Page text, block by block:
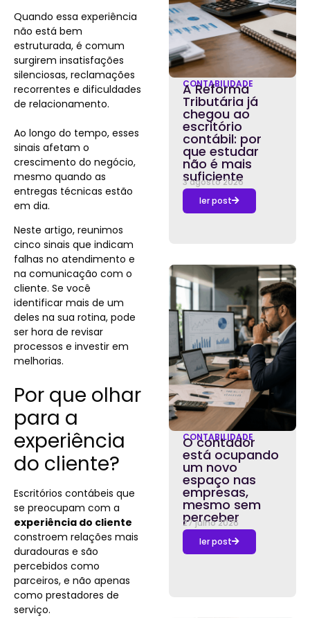
Quando essa experiência
não está bem
estruturada, é comum
surgirem insatisfações
silenciosas, reclamações
recorrentes e dificuldades
de relacionamento.
Ao longo do tempo, esses
sinais afetam o
crescimento do negócio,
mesmo quando as
entregas técnicas estão
em dia.
Neste artigo, reunimos
cinco sinais que indicam
falhas no atendimento e
na comunicação com o
cliente. Se você
identificar mais de um
deles na sua rotina, pode
ser hora de revisar
processos e investir em
melhorias.
Por que olhar
para a
experiência
do cliente?
Escritórios contábeis que
se preocupam com a
experiência do cliente
constroem relações mais
duradouras e são
percebidos como
parceiros, e não apenas
como prestadores de
serviço.
CONTABILIDADE
A Reforma
Tributária já
chegou ao
escritório
contábil: por
que estudar
não é mais
suficiente
3 agosto 2026
ler post
CONTABILIDADE
O contador
está ocupando
um novo
espaço nas
empresas,
mesmo sem
perceber
27 julho 2026
ler post